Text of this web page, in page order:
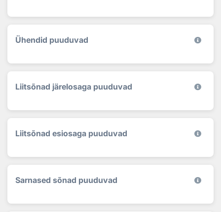
Ühendid puuduvad
Liitsõnad järelosaga puuduvad
Liitsõnad esiosaga puuduvad
Sarnased sõnad puuduvad